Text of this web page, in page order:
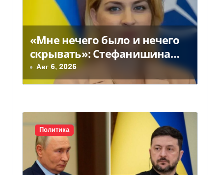
о
з
а
и
с
я
«Мне нечего было и нечего
скрывать»: Стефанишина
прокомментировала новое
подозрение
Авг 6, 2026
Политика